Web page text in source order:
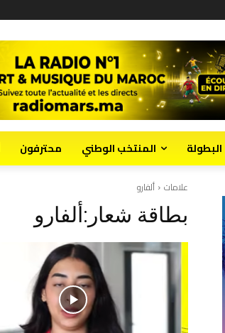
البطولة المنتخب الوطني محترفون
علامات ألفارو
بطاقة شعار:ألفارو